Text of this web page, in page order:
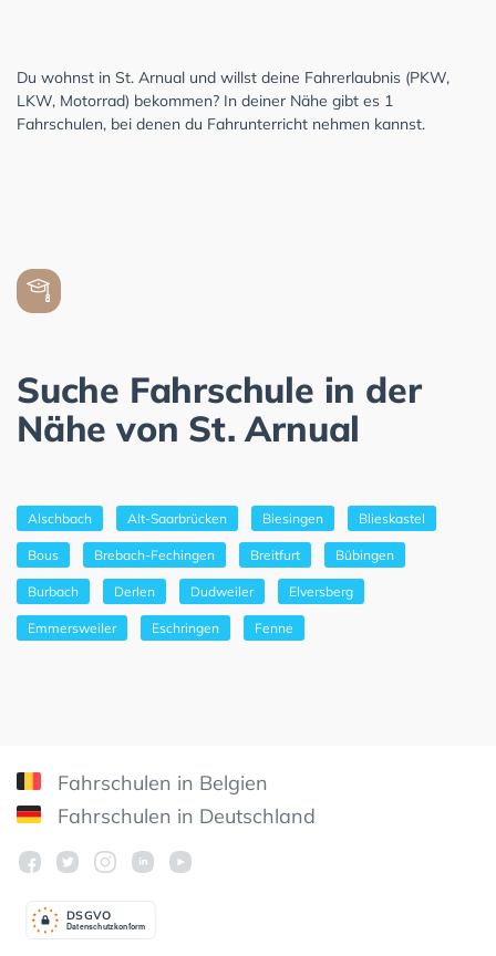
Du wohnst in St. Arnual und willst deine Fahrerlaubnis (PKW,
LKW, Motorrad) bekommen? In deiner Nähe gibt es 1
Fahrschulen, bei denen du Fahrunterricht nehmen kannst.
Suche Fahrschule in der
Nähe von St. Arnual
Alschbach Alt-Saarbrücken Biesingen Blieskastel
Bous Brebach-Fechingen Breitfurt Bübingen
Burbach Derlen Dudweiler Elversberg
Emmersweiler Eschringen Fenne
Fahrschulen in Belgien
Fahrschulen in Deutschland
Datenschutzkonform
DSGVO